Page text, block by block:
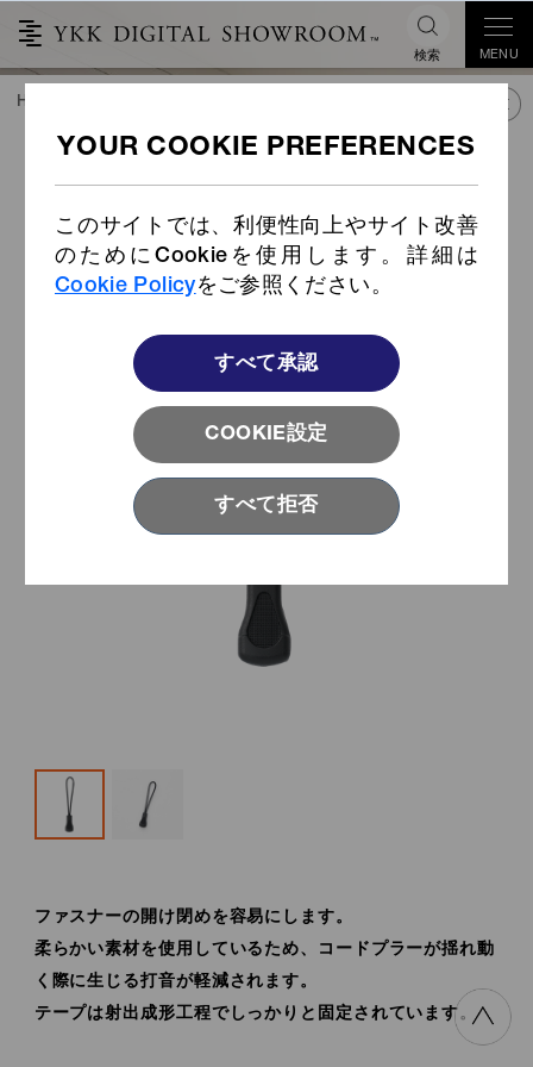
このサイトでは、利便性向上やサイト改善
のためにCookieを使用します。詳細は
Cookie Policyをご参照ください。
COOKIE設定
すべて承認
すべて拒否
検索 MENU
射出コード引手 (Item Code:
ファスナーの開け閉めを容易にします。
柔らかい素材を使用しているため、コードプラーが揺れ動
く際に生じる打音が軽減されます。
テープは射出成形工程でしっかりと固定されています。
HOME